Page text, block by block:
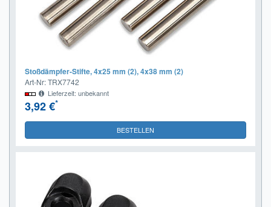
Stoßdämpfer-Stifte, 4x25 mm (2), 4x38 mm (2)
Art-Nr: TRX7742
Lieferzeit: unbekannt
3,92 €*
BESTELLEN